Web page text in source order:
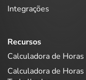
Integrações
Recursos
Calculadora de Horas
Calculadora de Horas